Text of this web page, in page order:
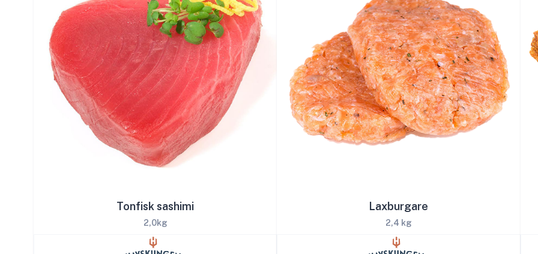
Tonfisk sashimi
2,0kg
Laxburgare
2,4 kg